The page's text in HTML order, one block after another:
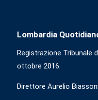
Lombardia
Registrazione Tribunale
ottobre 2016.
Direttore Aurelio Biassoni